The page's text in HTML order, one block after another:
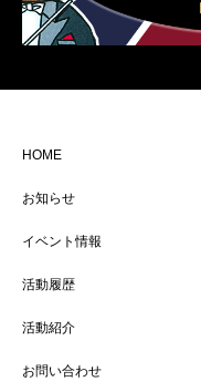
HOME
お知らせ
イベント情報
活動履歴
活動紹介
お問い合わせ